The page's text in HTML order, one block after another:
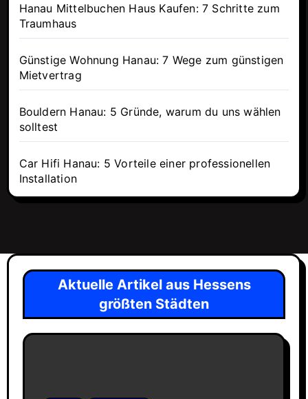
Hanau Mittelbuchen Haus Kaufen: 7 Schritte zum
Traumhaus
Günstige Wohnung Hanau: 7 Wege zum günstigen
Mietvertrag
Bouldern Hanau: 5 Gründe, warum du uns wählen
solltest
Car Hifi Hanau: 5 Vorteile einer professionellen
Installation
Aktuelle Artikel aus Hessens
größten Städten